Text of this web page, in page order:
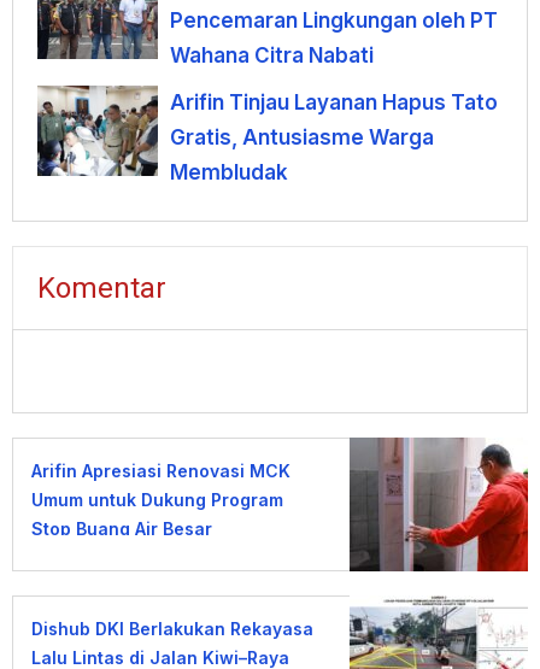
Pencemaran Lingkungan oleh PT
Wahana Citra Nabati
Arifin Tinjau Layanan Hapus Tato
Gratis, Antusiasme Warga
Membludak
Komentar
Arifin Apresiasi Renovasi MCK
Umum untuk Dukung Program
Stop Buang Air Besar
Dishub DKI Berlakukan Rekayasa
Lalu Lintas di Jalan Kiwi–Raya